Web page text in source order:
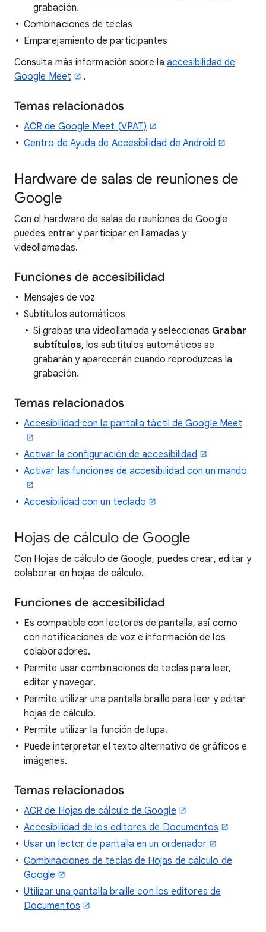
grabación.
Combinaciones de teclas
Emparejamiento de participantes
Consulta más información sobre la accesibilidad de
Google Meet
.
Temas relacionados
ACR de Google Meet (VPAT)
Centro de Ayuda de Accesibilidad de Android
Hardware de salas de reuniones de
Google
Con el hardware de salas de reuniones de Google
puedes entrar y participar en llamadas y
videollamadas.
Funciones de accesibilidad
Mensajes de voz
Subtítulos automáticos
Si grabas una videollamada y seleccionas Grabar
subtítulos, los subtítulos automáticos se
grabarán y aparecerán cuando reproduzcas la
grabación.
Temas relacionados
Accesibilidad con la pantalla táctil de Google Meet
Activar la configuración de accesibilidad
Activar las funciones de accesibilidad con un mando
Accesibilidad con un teclado
Hojas de cálculo de Google
Con Hojas de cálculo de Google, puedes crear, editar y
colaborar en hojas de cálculo.
Funciones de accesibilidad
Es compatible con lectores de pantalla, así como
con notificaciones de voz e información de los
colaboradores.
Permite usar combinaciones de teclas para leer,
editar y navegar.
Permite utilizar una pantalla braille para leer y editar
hojas de cálculo.
Permite utilizar la función de lupa.
Puede interpretar el texto alternativo de gráficos e
imágenes.
Temas relacionados
ACR de Hojas de cálculo de Google
Accesibilidad de los editores de Documentos
Usar un lector de pantalla en un ordenador
Combinaciones de teclas de Hojas de cálculo de
Google
Utilizar una pantalla braille con los editores de
Documentos